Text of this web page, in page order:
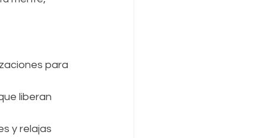
para
liberan
y relajas